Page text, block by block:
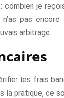
combien je
pas encore
arbitrage.
les frais
la pratique, ce